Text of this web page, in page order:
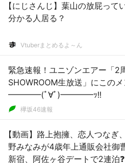
【にじさんじ】葉山の放屁って
分かる人居る？
Vtuberまとめるよ～ん
緊急速報！ユニゾンエアー「2
SHOWROOM生放送」にこの
━━━━(ﾟ∀ﾟ)━━━━ｯ!!
欅坂46速報
【動画】路上抱擁、恋人つなぎ
野みなみが4歳年上通販会社御
新宿、阿佐ヶ谷デートで2連泊